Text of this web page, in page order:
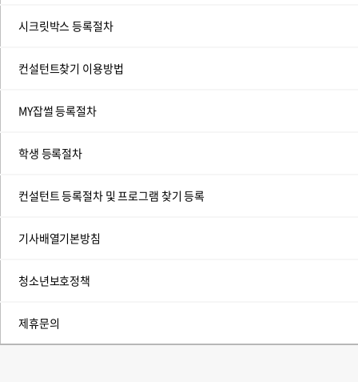
시크릿박스 등록절차
컨설턴트찾기 이용방법
MY잡썰 등록절차
학생 등록절차
컨설턴트 등록절차 및 프로그램 찾기 등록
기사배열기본방침
청소년보호정책
제휴문의